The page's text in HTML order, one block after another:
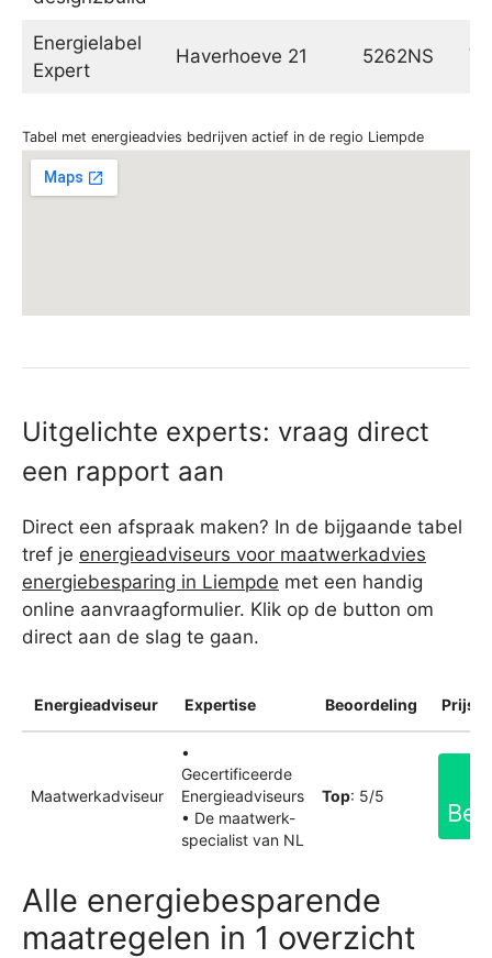
Energielabel
Expert
Haverhoeve 21 5262NS
Tabel met energieadvies bedrijven actief in de regio Liempde
Uitgelichte experts: vraag direct
een rapport aan
Direct een afspraak maken? In de bijgaande tabel
tref je energieadviseurs voor maatwerkadvies
energiebesparing in Liempde met een handig
online aanvraagformulier. Klik op de button om
direct aan de slag te gaan.
Energieadviseur Expertise Beoordeling
Maatwerkadviseur
•
Gecertificeerde
Energieadviseurs
• De maatwerk-
specialist van NL
Top: 5/5
Alle energiebesparende
maatregelen in 1 overzicht